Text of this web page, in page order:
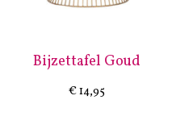
Bijzettafel Goud
€14,95